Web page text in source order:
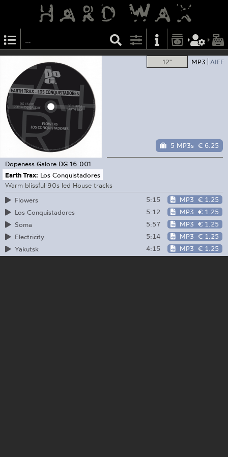
12" MP3 AIFF
5 MP3s € 6.25
Dopeness Galore DG 16 001
Earth Trax: Los Conquistadores
Warm blissful 90s led House tracks
Flowers
5:15 MP3 € 1.25
Los Conquistadores
5:12 MP3 € 1.25
Soma
5:57 MP3 € 1.25
Electricity
5:14 MP3 € 1.25
Yakutsk
4:15 MP3 € 1.25